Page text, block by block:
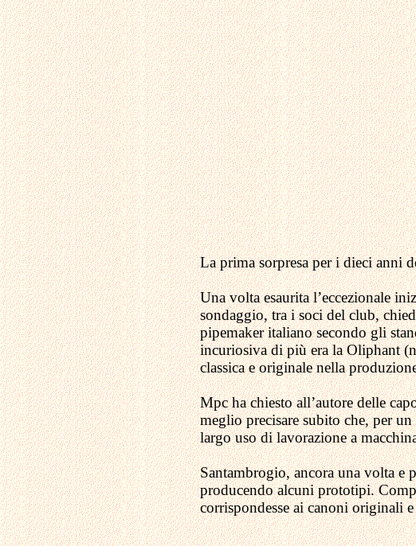
La prima sorpresa per i dieci anni
Una volta esaurita l’eccezionale
sondaggio, tra i soci del club,
pipemaker italiano secondo gli
incuriosiva di più era la Oliphant
classica e originale nella
Mpc ha chiesto all’autore delle
meglio precisare subito che, per
largo uso di lavorazione a
Santambrogio, ancora una volta e
producendo alcuni prototipi.
corrispondesse ai canoni originali